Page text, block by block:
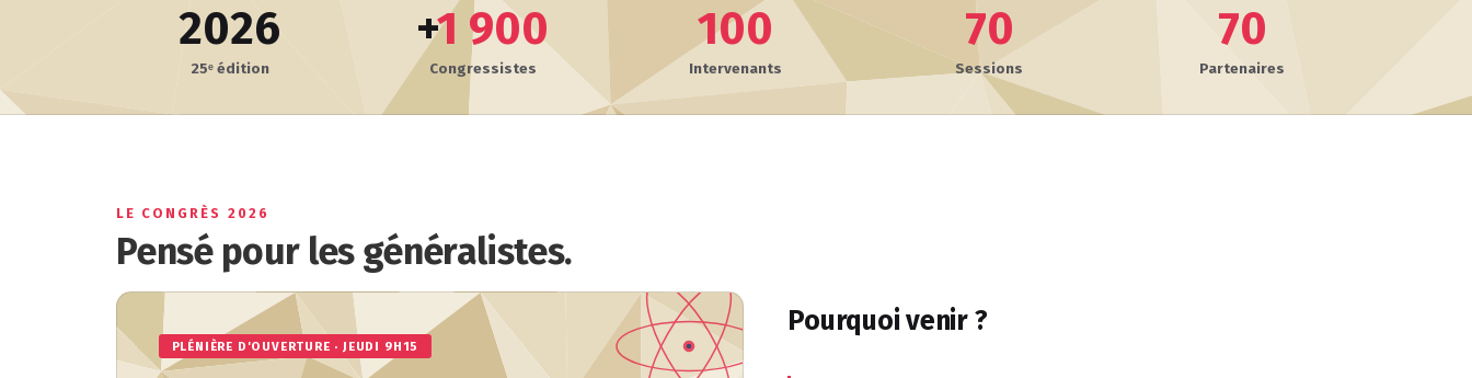
2026
25ᵉ édition
+1 900
Congressistes
100
Intervenants
70
Sessions
70
Partenaires
LE CONGRÈS 2026
Pensé pour les généralistes.
PLÉNIÈRE D'OUVERTURE · JEUDI 9H15
Pourquoi venir ?